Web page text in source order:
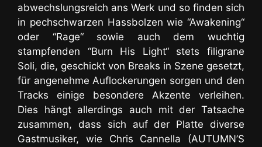
abwechslungsreich ans Werk und so finden sich
in pechschwarzen Hassbolzen wie “Awakening“
oder “Rage“ sowie auch dem wuchtig
stampfenden “Burn His Light“ stets filigrane
Soli, die, geschickt von Breaks in Szene gesetzt,
für angenehme Auflockerungen sorgen und den
Tracks einige besondere Akzente verleihen.
Dies hängt allerdings auch mit der Tatsache
zusammen, dass sich auf der Platte diverse
Gastmusiker, wie Chris Cannella (AUTUMN’S